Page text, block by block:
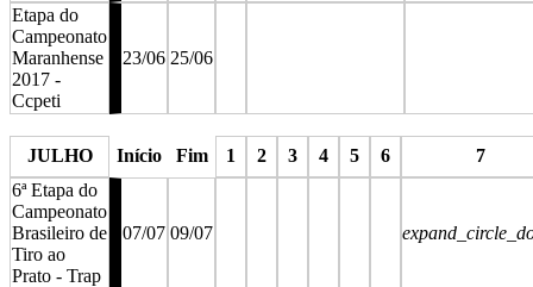
Etapa do
Campeonato
Maranhense
2017 -
Ccpeti
23/06 25/06
JULHO
Início Fim 1 2 3 4 5 6
7
6ª Etapa do
Campeonato
Brasileiro de
Tiro ao
Prato - Trap
07/07 09/07